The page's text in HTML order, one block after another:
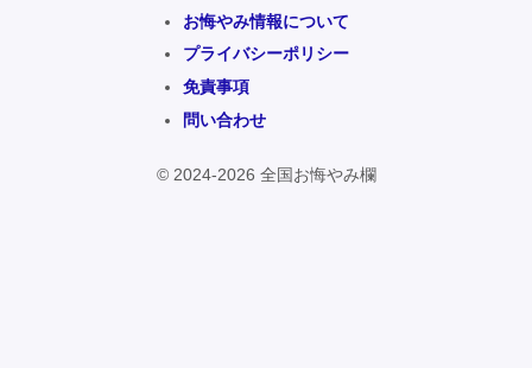
お悔やみ情報について
プライバシーポリシー
免責事項
問い合わせ
© 2024-2026 全国お悔やみ欄